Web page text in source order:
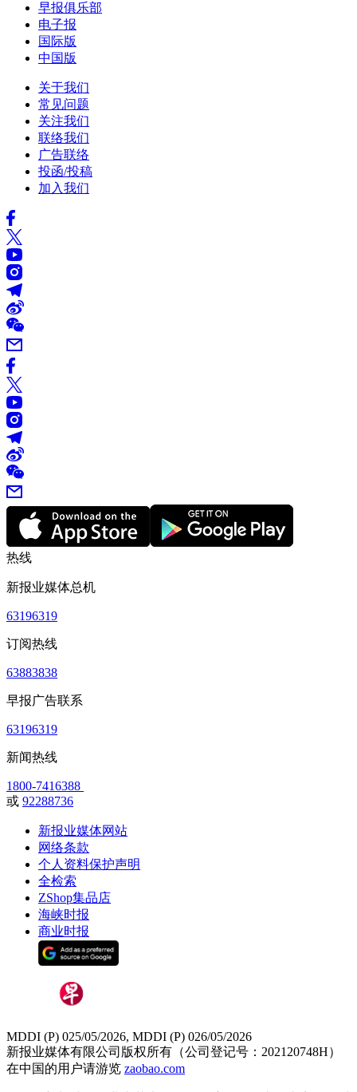
早报俱乐部
电子报
国际版
中国版
关于我们
常见问题
关注我们
联络我们
广告联络
投函/投稿
加入我们
热线
新报业媒体总机
63196319
订阅热线
63883838
早报广告联系
63196319
新闻热线
1800-7416388
或 92288736
新报业媒体网站
网络条款
个人资料保护声明
全检索
ZShop集品店
海峡时报
商业时报
MDDI (P) 025/05/2026, MDDI (P) 026/05/2026
新报业媒体有限公司版权所有（公司登记号：202120748H）
在中国的用户请游览 zaobao.com